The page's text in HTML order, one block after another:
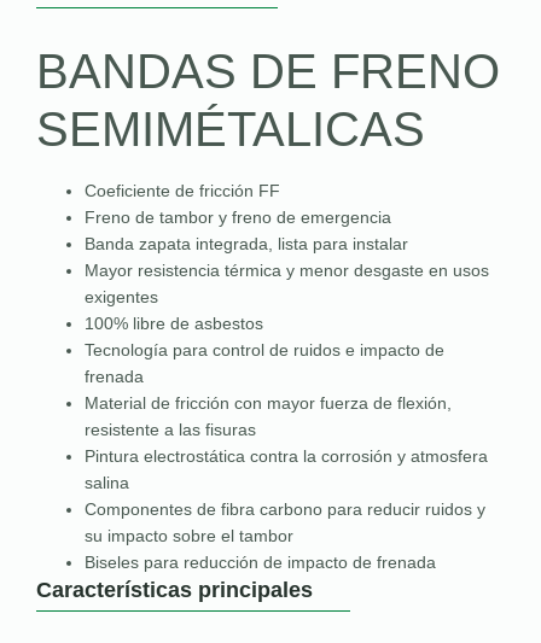
BANDAS DE FRENO
SEMIMÉTALICAS
Coeficiente de fricción FF
Freno de tambor y freno de emergencia
Banda zapata integrada, lista para instalar
Mayor resistencia térmica y menor desgaste en usos
exigentes
100% libre de asbestos
Tecnología para control de ruidos e impacto de
frenada
Material de fricción con mayor fuerza de flexión,
resistente a las fisuras
Pintura electrostática contra la corrosión y atmosfera
salina
Componentes de fibra carbono para reducir ruidos y
su impacto sobre el tambor
Biseles para reducción de impacto de frenada
Características principales